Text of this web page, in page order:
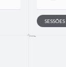
SESSÕES